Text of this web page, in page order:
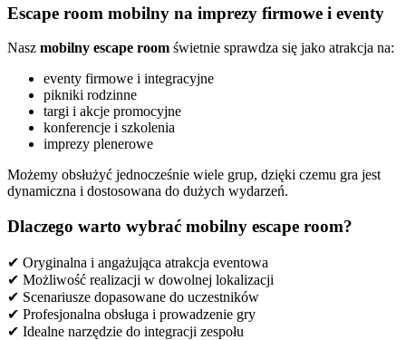
Escape room mobilny na imprezy firmowe i eventy
Nasz mobilny escape room świetnie sprawdza się jako atrakcja na:
eventy firmowe i integracyjne
pikniki rodzinne
targi i akcje promocyjne
konferencje i szkolenia
imprezy plenerowe
Możemy obsłużyć jednocześnie wiele grup, dzięki czemu gra jest
dynamiczna i dostosowana do dużych wydarzeń.
Dlaczego warto wybrać mobilny escape room?
✔ Oryginalna i angażująca atrakcja eventowa
✔ Możliwość realizacji w dowolnej lokalizacji
✔ Scenariusze dopasowane do uczestników
✔ Profesjonalna obsługa i prowadzenie gry
✔ Idealne narzędzie do integracji zespołu